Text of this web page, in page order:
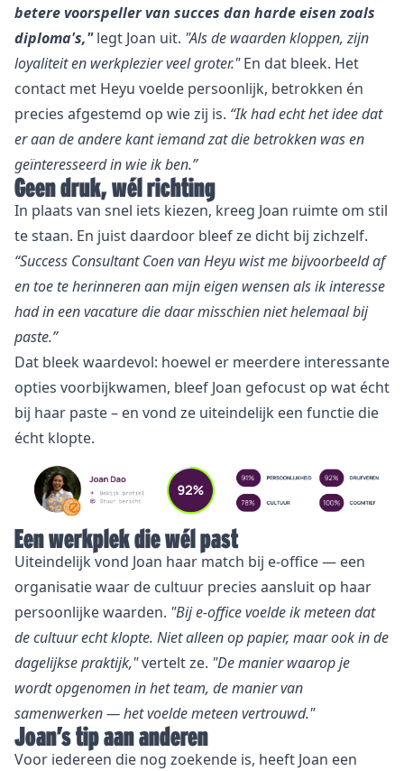
betere voorspeller van succes dan harde eisen zoals
diploma's,"legt Joan uit. "Als de waarden kloppen, zijn
loyaliteit en werkplezier veel groter."En dat bleek. Het
contact met Heyu voelde persoonlijk, betrokken én
precies afgestemd op wie zij is. “Ik had echt het idee dat
er aan de andere kant iemand zat die betrokken was en
geïnteresseerd in wie ik ben.”
Geen druk, wél richting
In plaats van snel iets kiezen, kreeg Joan ruimte om stil
te staan. En juist daardoor bleef ze dicht bij zichzelf.
“Success Consultant Coen van Heyu wist me bijvoorbeeld af
en toe te herinneren aan mijn eigen wensen als ik interesse
had in een vacature die daar misschien niet helemaal bij
paste.”
Dat bleek waardevol: hoewel er meerdere interessante
opties voorbijkwamen, bleef Joan gefocust op wat écht
bij haar paste – en vond ze uiteindelijk een functie die
écht klopte.
Een werkplek die wél past
Uiteindelijk vond Joan haar match bij e-office — een
organisatie waar de cultuur precies aansluit op haar
persoonlijke waarden. "Bij e-office voelde ik meteen dat
de cultuur echt klopte. Niet alleen op papier, maar ook in de
dagelijkse praktijk,"vertelt ze. "De manier waarop je
wordt opgenomen in het team, de manier van
samenwerken — het voelde meteen vertrouwd."
Joan’s tip aan anderen
Voor iedereen die nog zoekende is, heeft Joan een